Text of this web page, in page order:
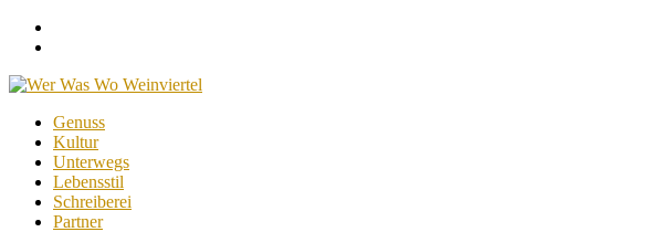
Skip
content
Genuss
Kultur
Unterwegs
Lebensstil
Schreiberei
Partner